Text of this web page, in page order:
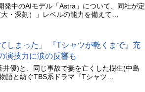
発中のAIモデル「Astra」について、同社が定
・深刻）」レベルの能力を備えて…
しまった」 『Tシャツが乾くまで』充
演技力に涙の反響も
優)と、同じ事故で妻を亡くした樹生(中島
語と紡ぐTBS系ドラマ『Tシャツ…